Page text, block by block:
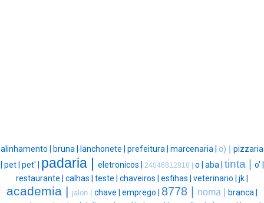
alinhamento | bruna | lanchonete | prefeitura | marcenaria | o) | pizzaria
pet | pet' | padaria | eletronicos | 24046812818 | o | aba | tinta |
o' |
restaurante | calhas | teste | chaveiros | esfihas | veterinario | jk |
academia | jalon | chave | emprego | 8778 | noma |
branca |